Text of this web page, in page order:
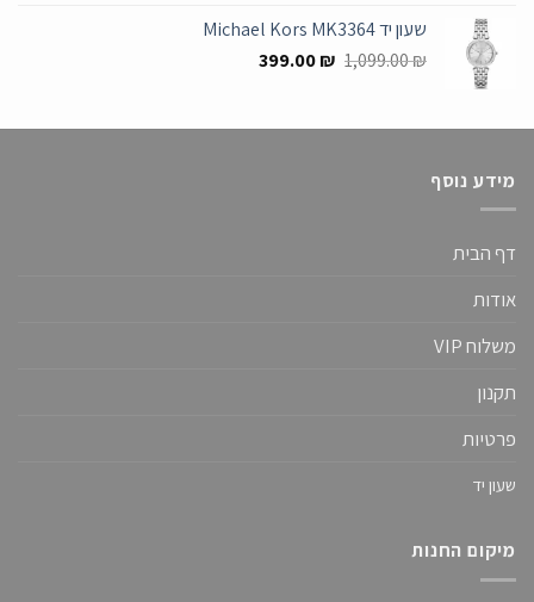
299.00 ₪.
99.00 ₪.
שעון יד Michael Kors MK3364
1,099.00₪
המחיר
1,099.00 ₪.
399.00₪
המחיר
399.00 ₪.
מידע נוסף
דף הבית
אודות
משלוח VIP
תקנון
פרטיות
שעון יד
מיקום החנות